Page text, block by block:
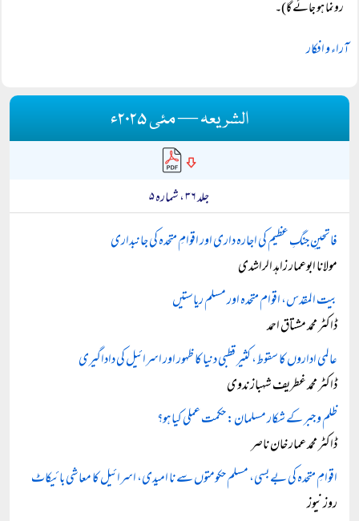
رونما ہو جائے گا)۔
آراء و افکار
الشریعہ — مئی ۲۰۲۵ء
جلد ۳۶ ، شمارہ ۵
فاتحینِ جنگِ عظیم کی اجارہ داری اور اقوامِ متحدہ کی جانبداری
مولانا ابوعمار زاہد الراشدی
بیت المقدس، اقوام متحدہ اور مسلم ریاستیں
ڈاکٹر محمد مشتاق احمد
عالمی اداروں کا سقوط، کثیر قطبی دنیا کا ظہور اور اسرائیل کی داداگیری
ڈاکٹر محمد غطریف شہباز ندوی
ظلم و جبر کے شکار مسلمان: حکمت عملی کیا ہو؟
ڈاکٹر محمد عمار خان ناصر
اقوامِ متحدہ کی بے بسی، مسلم حکومتوں سے نا امیدی، اسرائیل کا معاشی بائیکاٹ
روز نیوز